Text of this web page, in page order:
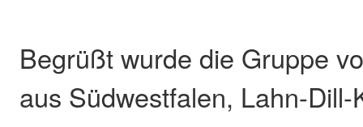
Begrüßt wurde die Gruppe
aus Südwestfalen, Lahn-Dill-